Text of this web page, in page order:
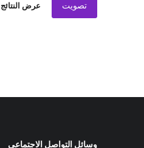
تصويت عرض النتائج
وسائل التواصل الاجتماعي